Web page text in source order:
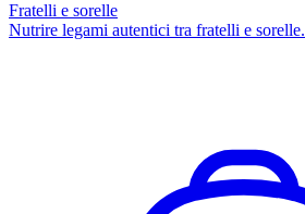
Fratelli e sorelle
Nutrire legami autentici tra fratelli e sorelle.